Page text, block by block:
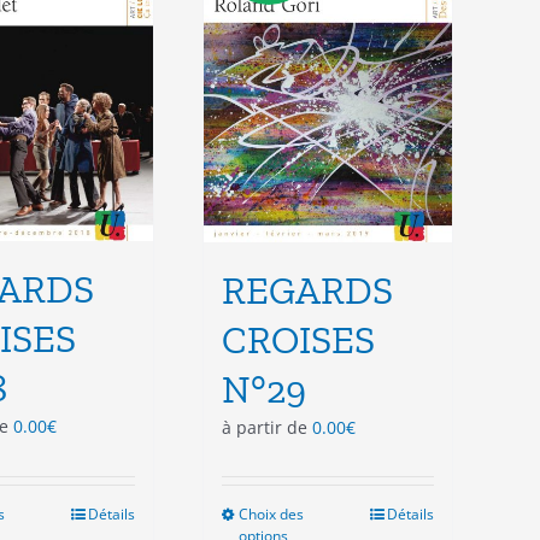
choisies
page
du
produit
choisies
sur
la
page
du
produit
0.00€
Détails
REGARDS
CROISES
N°29
à partir de 0.00€
Choix des
Détails